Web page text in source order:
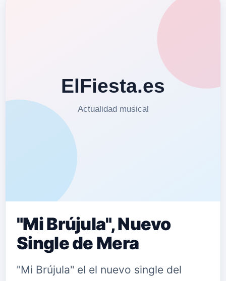
"Mi Brújula", Nuevo
Single de Mera
"Mi Brújula" el el nuevo single del